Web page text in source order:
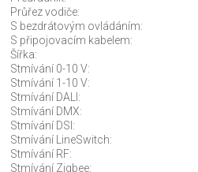
Průřez vodiče:
S bezdrátovým ovládáním:
S připojovacím kabelem:
Šířka:
Stmívání 0-10 V:
Stmívání 1-10 V:
Stmívání DALI:
Stmívání DMX:
Stmívání DSI:
Stmívání LineSwitch:
Stmívání RF:
Stmívání Zigbee: